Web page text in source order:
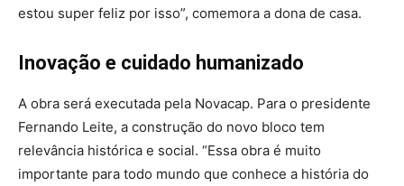
estou super feliz por isso”, comemora a dona de casa.
Inovação e cuidado humanizado
A obra será executada pela Novacap. Para o presidente
Fernando Leite, a construção do novo bloco tem
relevância histórica e social. “Essa obra é muito
importante para todo mundo que conhece a história do